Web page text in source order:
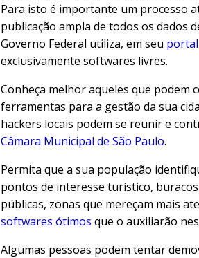
Para isto é importante um processo
publicação ampla de todos os dados
Governo Federal utiliza, em seu
exclusivamente softwares livres.
Conheça melhor aqueles que podem
ferramentas para a gestão da sua
hackers locais podem se reunir e
Câmara Municipal de São Paulo.
Permita que a sua população
pontos de interesse turístico,
públicas, zonas que mereçam mais
softwares ótimos que o auxiliarão
Algumas pessoas podem tentar